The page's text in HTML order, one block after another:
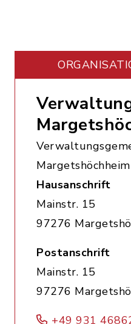
Margetshöchheim
Hausanschrift
Mainstr. 15
97276
Postanschrift
Mainstr. 15
97276
+49 931